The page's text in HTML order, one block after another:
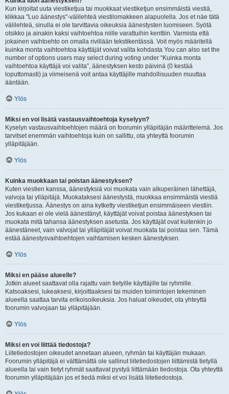
Kun kirjoitat uuta viestiketjua tai muokkaat viestiketjun ensimmäistä viestiä,
klikkaa "Luo äänestys"-välilehteä viestilomakkeen alapuolella. Jos et näe tätä
välilehteä, sinulla ei ole tarvittavia oikeuksia äänestysten luomiseen. Syötä
otsikko ja ainakin kaksi vaihtoehtoa niille varattuihin kenttiin. Varmista että
jokainen vaihtoehto on omalla rivillään tekstikentässä. Voit myös määritellä
kuinka monta vaihtoehtoa käyttäjät voivat valita kohdasta You can also set the
number of options users may select during voting under “Kuinka monta
vaihtoehtoa käyttäjä voi valita”, äänestyksen kesto päivinä (0 kestää
loputtomasti) ja viimeisenä voit antaa käyttäjille mahdollisuuden muuttaa
ääntään.
Ylös
Miksi en voi lisätä vastausvaihtoehtoja kyselyyn?
Kyselyn vastausvaihtoehtojen määrä on foorumin ylläpitäjän määrittelemä. Jos
tarvitset enemmän vaihtoehtoja kuin on sallittu, ota yhteyttä foorumin
ylläpitäjään.
Ylös
Kuinka muokkaan tai poistan äänestyksen?
Kuten viestien kanssa, äänestyksiä voi muokata vain alkuperäinen lähettäjä,
valvoja tai ylläpitäjä. Muokataksesi äänestystä, muokkaa ensimmäistä viestiä
viestiketjussa. Äänestys on aina kytketty viestiketjun ensimmäiseen viestiin.
Jos kukaan ei ole vielä äänestänyt, käyttäjät voivat poistaa äänestyksen tai
muokata mitä tahansa äänestyksen asetusta. Jos käyttäjät ovat kuitenkin jo
äänestäneet, vain valvojat tai ylläpitäjät voivat muokata tai poistaa sen. Tämä
estää äänestysvaihtoehtojen vaihtamisen kesken äänestyksen.
Ylös
Miksi en pääse alueelle?
Jotkin alueet saattavat olla rajattu vain tietyille käyttäjille tai ryhmille.
Katsoaksesi, lukeaksesi, kirjoittaaksesi tai muiden toimintojen tekeminen
alueella saattaa tarvita erikoisoikeuksia. Jos haluat oikeudet, ota yhteyttä
foorumin valvojaan tai ylläpitäjään.
Ylös
Miksi en voi liittää tiedostoja?
Liitetiedostojen oikeudet annetaan alueen, ryhmän tai käyttäjän mukaan.
Foorumin ylläpitäjä ei välttämättä ole sallinut liitetiedostojen liittämistä tietyllä
alueella tai vain tietyt ryhmät saattavat pystyä liittämään tiedostoja. Ota yhteyttä
foorumin ylläpitäjään jos et tiedä miksi et voi lisätä liitetiedostoja.